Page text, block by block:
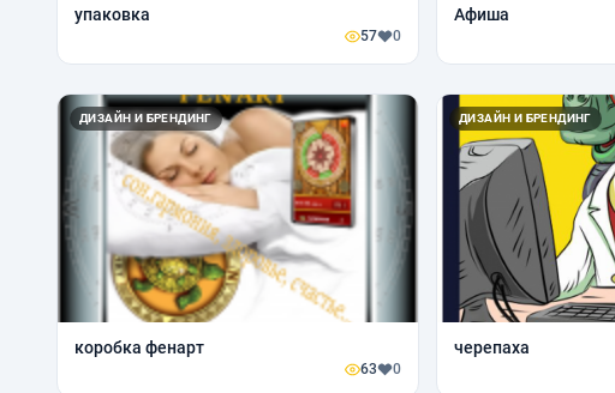
упаковка
57 0
Афиша
ДИЗАЙН И БРЕНДИНГ
коробка фенарт
63 0
ДИЗАЙН И БРЕНДИНГ
черепаха